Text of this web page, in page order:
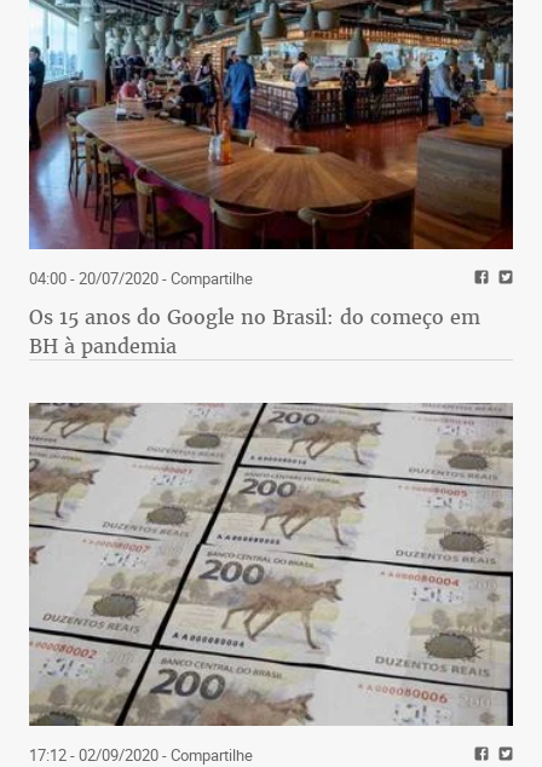
04:00 - 20/07/2020- Compartilhe
Os 15 anos do Google no Brasil: do começo em
BH à pandemia
17:12 - 02/09/2020- Compartilhe